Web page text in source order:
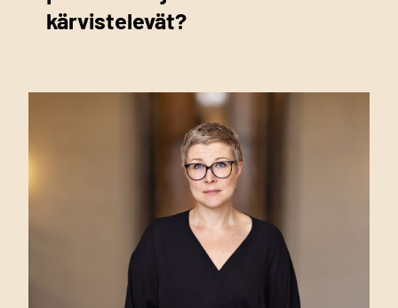
kärvistelevät?